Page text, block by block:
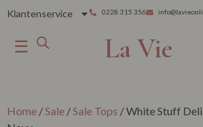
Klantenservice 0228 315 356
☰ La Vie
Home /Sale /Sale Tops / White Stuff